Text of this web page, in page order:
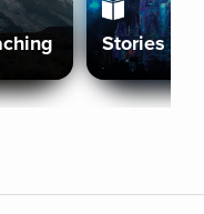
Stories